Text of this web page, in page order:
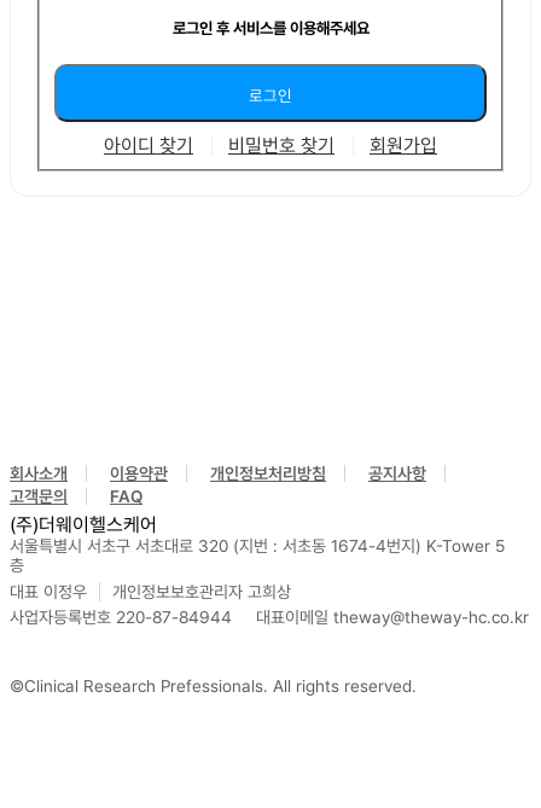
로그인 후 서비스를 이용해주세요
아이디 찾기 비밀번호 찾기 회원가입
회사소개 이용약관 개인정보처리방침
공지사항
고객문의
FAQ
(주)더웨이헬스케어
서울특별시 서초구 서초대로 320 (지번 : 서초동 1674-4번지) K-Tower 5
층
대표 이정우
개인정보보호관리자 고희상
사업자등록번호 220-87-84944
대표이메일 theway@theway-hc.co.kr
©Clinical Research Prefessionals. All rights reserved.